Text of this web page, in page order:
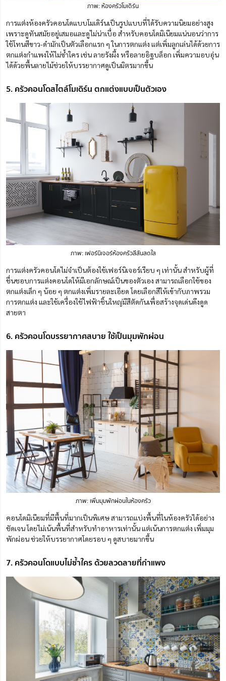
ภาพ: ห้องครัวโมเดิร์น
การแต่งห้องครัวคอนโดแบบโมเดิร์นเป็นรูปแบบที่ได้รับความนิยมอย่างสูง
เพราะดูทันสมัยอยู่เสมอและดูไม่น่าเบื่อ สำหรับคอนโดมิเนียมแน่นอนว่าการ
ใช้โทนสีขาว-ดำมักเป็นตัวเลือกแรก ๆ ในการตกแต่ง แต่เพิ่มลูกเล่นได้ด้วยการ
ตกแต่งกำแพงให้ไม่ซ้ำใคร เช่น ลายรังผึ้ง หรือลายอิฐบล็อก เพิ่มความอบอุ่น
ได้ด้วยพื้นลายไม้ช่วยให้บรรยากาศดูเป็นมิตรมากขึ้น
5. ครัวคอนโดสไตล์โมเดิร์น ตกแต่งแบบเป็นตัวเอง
ภาพ: เฟอร์นิเจอร์ห้องครัวสีสันสดใส
การแต่งครัวคอนโดไม่จำเป็นต้องใช้เฟอร์นิเจอร์เรียบ ๆ เท่านั้น สำหรับผู้ที่
ชื่นชอบการแต่งคอนโดให้มีเอกลักษณ์เป็นของตัวเอง สามารถเลือกใช้ของ
ตกแต่งเล็ก ๆ น้อย ๆ ตกแต่งเพิ่มรายละเอียด โดยเลือกสีให้เข้ากับภาพรวม
การตกแต่ง และใช้เครื่องใช้ไฟฟ้าชิ้นใหญ่มีสีตัดกันเพื่อสร้างจุดเด่นดึงดูด
สายตา
6. ครัวคอนโดบรรยากาศสบาย ใช้เป็นมุมพักผ่อน
ภาพ: เพิ่มมุมพักผ่อนในห้องครัว
คอนโดมิเนียมที่มีพื้นที่มากเป็นพิเศษ สามารถแบ่งพื้นที่ในห้องครัวได้อย่าง
ชัดเจน โดยไม่เน้นพื้นที่สำหรับทำอาหารเท่านั้น แต่เน้นการตกแต่ง เพิ่มมุม
พักผ่อน ช่วยให้บรรยากาศโดยรอบ ๆ ดูสบายมากขึ้น
7. ครัวคอนโดแบบไม่ซ้ำใคร ด้วยลวดลายที่กำแพง